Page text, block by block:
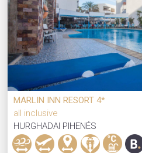
MARLIN INN RESORT 4*
all inclusive
HURGHADAI PIHENÉS